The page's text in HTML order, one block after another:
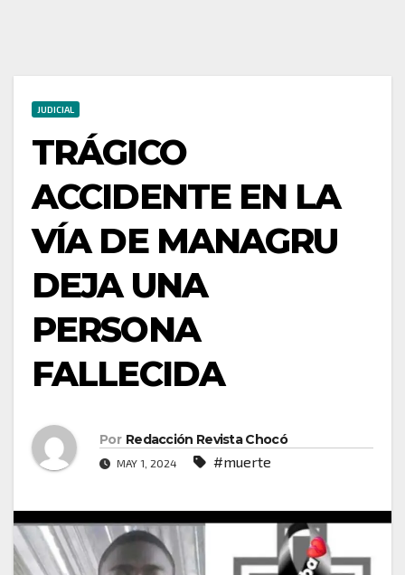
JUDICIAL
TRÁGICO
ACCIDENTE EN LA
VÍA DE MANAGRU
DEJA UNA
PERSONA
FALLECIDA
Por Redacción Revista Chocó
MAY 1, 2024 #muerte